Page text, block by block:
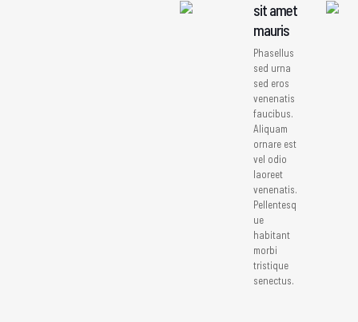
sit amet
mauris
Phasellus
sed urna
sed eros
venenatis
faucibus.
Aliquam
ornare est
vel odio
laoreet
venenatis.
Pellentesq
ue
habitant
morbi
tristique
senectus.